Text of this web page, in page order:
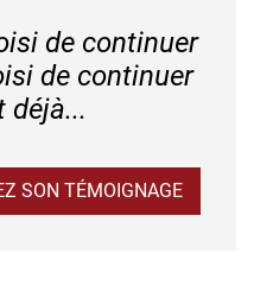
de continuer
de continuer
déjà...
SON TÉMOIGNAGE